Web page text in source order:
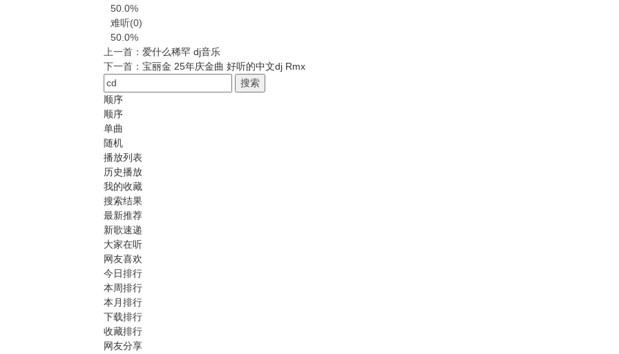
50.0%
难听(0)
50.0%
上一首： 爱什么稀罕 dj音乐
下一首： 宝丽金 25年庆金曲 好听的中文dj Rmx
搜索
顺序
顺序
单曲
随机
播放列表
历史播放
我的收藏
搜索结果
最新推荐
新歌速递
大家在听
网友喜欢
今日排行
本周排行
本月排行
下载排行
收藏排行
网友分享